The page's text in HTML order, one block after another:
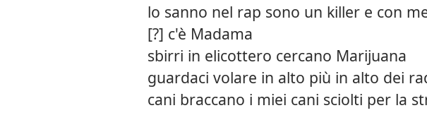
lo sanno nel rap sono un killer e con
[?] c'è Madama
sbirri in elicottero cercano Marijuana
guardaci volare in alto più in alto dei
cani braccano i miei cani sciolti per la